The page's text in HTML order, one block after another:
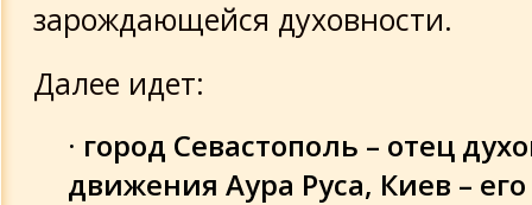
зарождающейся духовности.
Далее идет:
· город Севастополь – отец
движения Аура Руса, Киев –